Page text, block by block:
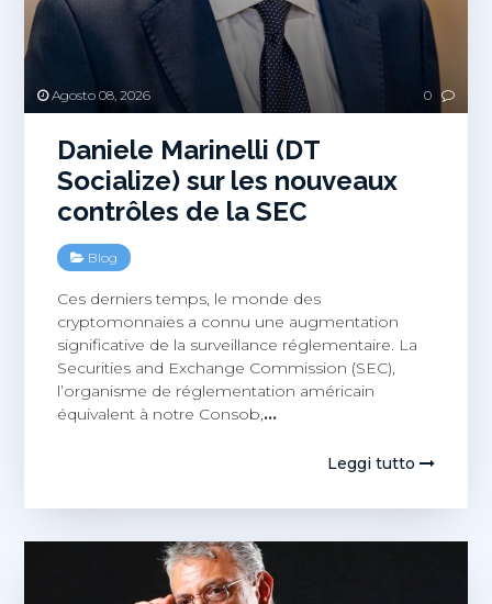
Agosto 08, 2026 0
Daniele Marinelli (DT
Socialize) sur les nouveaux
contrôles de la SEC
Blog
Ces derniers temps, le monde des
cryptomonnaies a connu une augmentation
significative de la surveillance réglementaire. La
Securities and Exchange Commission (SEC),
l’organisme de réglementation américain
équivalent à notre Consob,…
Leggi tutto